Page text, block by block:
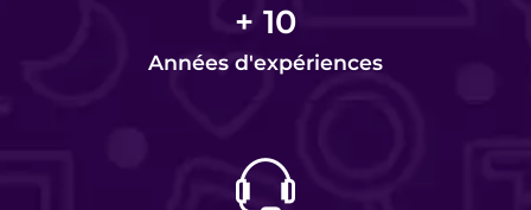
+ 10
Années d'expériences